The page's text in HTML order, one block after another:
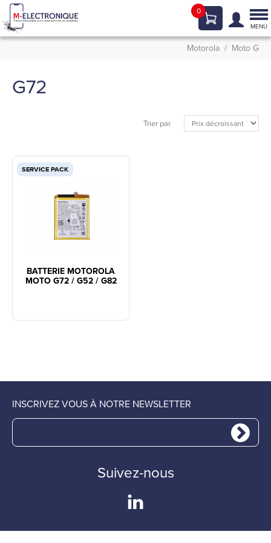
0
MENU
Motorola Moto G
G72
Trier par
SERVICE PACK
BATTERIE MOTOROLA
MOTO G72 / G52 / G82
INSCRIVEZ VOUS À NOTRE NEWSLETTER
Suivez-nous